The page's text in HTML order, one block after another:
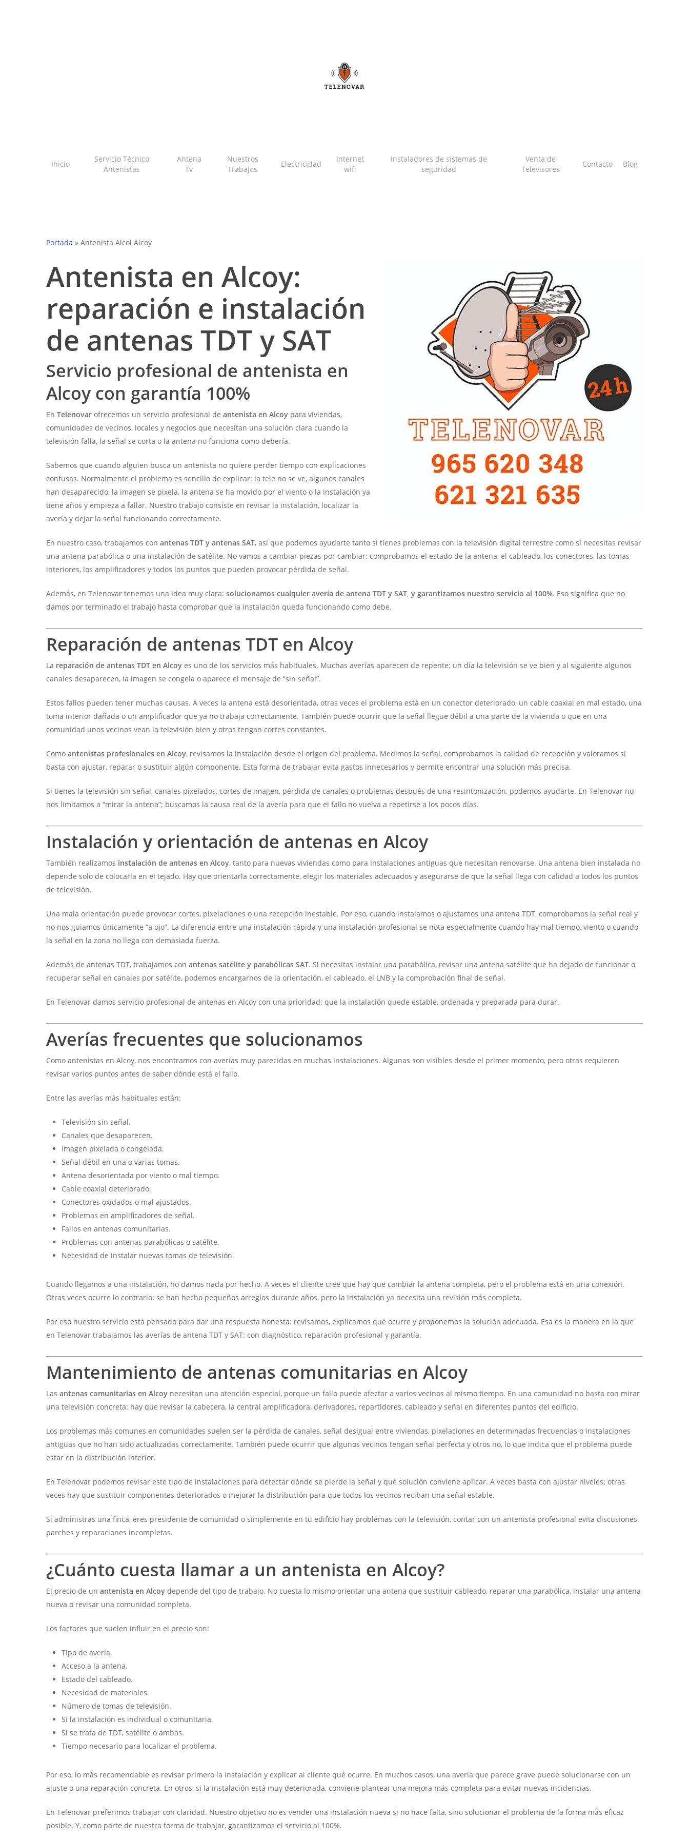
Inicio
Servicio Técnico
Antenistas
Antena
Tv
Nuestros
Trabajos
Electricidad
Internet
wifi
Instaladores de sistemas de
seguridad
Venta de
Televisores
Contacto Blog
Portada » Antenista Alcoi Alcoy
Antenista en Alcoy:
reparación e instalación
de antenas TDT y SAT
Servicio profesional de antenista en
Alcoy con garantía 100%
EnTelenovar ofrecemos un servicio profesional deantenista en Alcoy para viviendas,
comunidades de vecinos, locales y negocios que necesitan una solución clara cuando la
televisión falla, la señal se corta o la antena no funciona como debería.
Sabemos que cuando alguien busca un antenista no quiere perder tiempo con explicaciones
confusas. Normalmente el problema es sencillo de explicar: la tele no se ve, algunos canales
han desaparecido, la imagen se pixela, la antena se ha movido por el viento o la instalación ya
tiene años y empieza a fallar. Nuestro trabajo consiste en revisar la instalación, localizar la
avería y dejar la señal funcionando correctamente.
En nuestro caso, trabajamos conantenas TDT y antenas SAT, así que podemos ayudarte tanto si tienes problemas con la televisión digital terrestre como si necesitas revisar
una antena parabólica o una instalación de satélite. No vamos a cambiar piezas por cambiar: comprobamos el estado de la antena, el cableado, los conectores, las tomas
interiores, los amplificadores y todos los puntos que pueden provocar pérdida de señal.
Además, en Telenovar tenemos una idea muy clara:solucionamos cualquier avería de antena TDT y SAT, y garantizamos nuestro servicio al 100%. Eso significa que no
damos por terminado el trabajo hasta comprobar que la instalación queda funcionando como debe.
Reparación de antenas TDT en Alcoy
La reparación de antenas TDT en Alcoy es uno de los servicios más habituales. Muchas averías aparecen de repente: un día la televisión se ve bien y al siguiente algunos
canales desaparecen, la imagen se congela o aparece el mensaje de “sin señal”.
Estos fallos pueden tener muchas causas. A veces la antena está desorientada, otras veces el problema está en un conector deteriorado, un cable coaxial en mal estado, una
toma interior dañada o un amplificador que ya no trabaja correctamente. También puede ocurrir que la señal llegue débil a una parte de la vivienda o que en una
comunidad unos vecinos vean la televisión bien y otros tengan cortes constantes.
Comoantenistas profesionales en Alcoy, revisamos la instalación desde el origen del problema. Medimos la señal, comprobamos la calidad de recepción y valoramos si
basta con ajustar, reparar o sustituir algún componente. Esta forma de trabajar evita gastos innecesarios y permite encontrar una solución más precisa.
Si tienes la televisión sin señal, canales pixelados, cortes de imagen, pérdida de canales o problemas después de una resintonización, podemos ayudarte. En Telenovar no
nos limitamos a “mirar la antena”; buscamos la causa real de la avería para que el fallo no vuelva a repetirse a los pocos días.
Instalación y orientación de antenas en Alcoy
También realizamos instalación de antenas en Alcoy, tanto para nuevas viviendas como para instalaciones antiguas que necesitan renovarse. Una antena bien instalada no
depende solo de colocarla en el tejado. Hay que orientarla correctamente, elegir los materiales adecuados y asegurarse de que la señal llega con calidad a todos los puntos
de televisión.
Una mala orientación puede provocar cortes, pixelaciones o una recepción inestable. Por eso, cuando instalamos o ajustamos una antena TDT, comprobamos la señal real y
no nos guiamos únicamente “a ojo”. La diferencia entre una instalación rápida y una instalación profesional se nota especialmente cuando hay mal tiempo, viento o cuando
la señal en la zona no llega con demasiada fuerza.
Además de antenas TDT, trabajamos conantenas satélite y parabólicas SAT. Si necesitas instalar una parabólica, revisar una antena satélite que ha dejado de funcionar o
recuperar señal en canales por satélite, podemos encargarnos de la orientación, el cableado, el LNB y la comprobación final de señal.
En Telenovar damos servicio profesional de antenas en Alcoy con una prioridad: que la instalación quede estable, ordenada y preparada para durar.
Averías frecuentes que solucionamos
Como antenistas en Alcoy, nos encontramos con averías muy parecidas en muchas instalaciones. Algunas son visibles desde el primer momento, pero otras requieren
revisar varios puntos antes de saber dónde está el fallo.
Entre las averías más habituales están:
Televisión sin señal.
Canales que desaparecen.
Imagen pixelada o congelada.
Señal débil en una o varias tomas.
Antena desorientada por viento o mal tiempo.
Cable coaxial deteriorado.
Conectores oxidados o mal ajustados.
Problemas en amplificadores de señal.
Fallos en antenas comunitarias.
Problemas con antenas parabólicas o satélite.
Necesidad de instalar nuevas tomas de televisión.
Cuando llegamos a una instalación, no damos nada por hecho. A veces el cliente cree que hay que cambiar la antena completa, pero el problema está en una conexión.
Otras veces ocurre lo contrario: se han hecho pequeños arreglos durante años, pero la instalación ya necesita una revisión más completa.
Por eso nuestro servicio está pensado para dar una respuesta honesta: revisamos, explicamos qué ocurre y proponemos la solución adecuada. Esa es la manera en la que
en Telenovar trabajamos las averías de antena TDT y SAT: con diagnóstico, reparación profesional y garantía.
Mantenimiento de antenas comunitarias en Alcoy
Lasantenas comunitarias en Alcoy necesitan una atención especial, porque un fallo puede afectar a varios vecinos al mismo tiempo. En una comunidad no basta con mirar
una televisión concreta: hay que revisar la cabecera, la central amplificadora, derivadores, repartidores, cableado y señal en diferentes puntos del edificio.
Los problemas más comunes en comunidades suelen ser la pérdida de canales, señal desigual entre viviendas, pixelaciones en determinadas frecuencias o instalaciones
antiguas que no han sido actualizadas correctamente. También puede ocurrir que algunos vecinos tengan señal perfecta y otros no, lo que indica que el problema puede
estar en la distribución interior.
En Telenovar podemos revisar este tipo de instalaciones para detectar dónde se pierde la señal y qué solución conviene aplicar. A veces basta con ajustar niveles; otras
veces hay que sustituir componentes deteriorados o mejorar la distribución para que todos los vecinos reciban una señal estable.
Si administras una finca, eres presidente de comunidad o simplemente en tu edificio hay problemas con la televisión, contar con un antenista profesional evita discusiones,
parches y reparaciones incompletas.
¿Cuánto cuesta llamar a un antenista en Alcoy?
El precio de unantenista en Alcoy depende del tipo de trabajo. No cuesta lo mismo orientar una antena que sustituir cableado, reparar una parabólica, instalar una antena
nueva o revisar una comunidad completa.
Los factores que suelen influir en el precio son:
Tipo de avería.
Acceso a la antena.
Estado del cableado.
Necesidad de materiales.
Número de tomas de televisión.
Si la instalación es individual o comunitaria.
Si se trata de TDT, satélite o ambas.
Tiempo necesario para localizar el problema.
Por eso, lo más recomendable es revisar primero la instalación y explicar al cliente qué ocurre. En muchos casos, una avería que parece grave puede solucionarse con un
ajuste o una reparación concreta. En otros, si la instalación está muy deteriorada, conviene plantear una mejora más completa para evitar nuevas incidencias.
En Telenovar preferimos trabajar con claridad. Nuestro objetivo no es vender una instalación nueva si no hace falta, sino solucionar el problema de la forma más eficaz
posible. Y, como parte de nuestra forma de trabajar, garantizamos el servicio al 100%.